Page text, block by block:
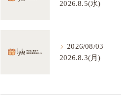
2026.8.5(水)
2026/08/03
2026.8.3(月)